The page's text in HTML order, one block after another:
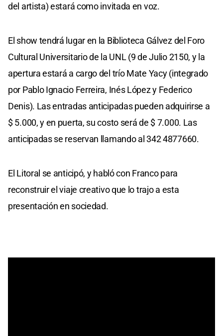
del artista) estará como invitada en voz.
El show tendrá lugar en la Biblioteca Gálvez del Foro
Cultural Universitario de la UNL (9 de Julio 2150, y la
apertura estará a cargo del trío Mate Yacy (integrado
por Pablo Ignacio Ferreira, Inés López y Federico
Denis). Las entradas anticipadas pueden adquirirse a
$ 5.000, y en puerta, su costo será de $ 7.000. Las
anticipadas se reservan llamando al 342 4877660.
El Litoral se anticipó, y habló con Franco para
reconstruir el viaje creativo que lo trajo a esta
presentación en sociedad.